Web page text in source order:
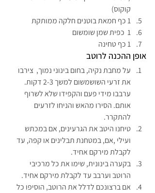
קוקוס)
1 כף חמאת בוטנים חלקה ממותקת
1  כפית שמן שומשום
1 כף טחינה
אופן ההכנה לרוטב
על מחבת נקיה, בחום בינוני נמוך,  צירבו
את זרעי השושמשום למשך 2-3 דקות.
ערבבו מידי פעם והקפידו שלא לשרוף
אותם. הסירו מהאש והניחו לזרעים
להתקרר.
טיחנו היטב את הגרעינים, אם במכתש
ועילי ,אם, במטחנת תבלינים או קפה, עד
לקבלת מירקם אחיד.
בקערה בינונית, שימו את כל מרכיבי
הרוטב וערבב עד לקבלת מירקם אחיד.
אם ברצונכם לדלל את הרוטב, הוסיפו כל